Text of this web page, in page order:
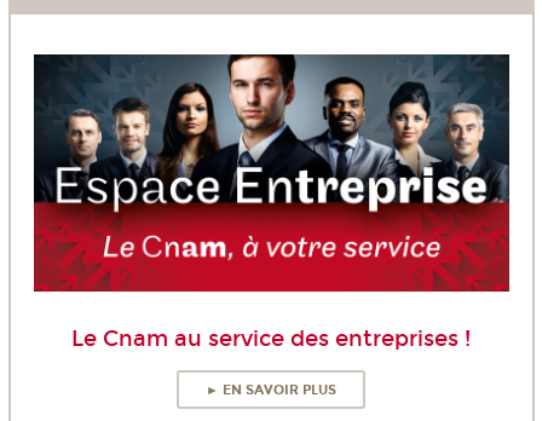
Le Cnam au service des entreprises !
► EN SAVOIR PLUS